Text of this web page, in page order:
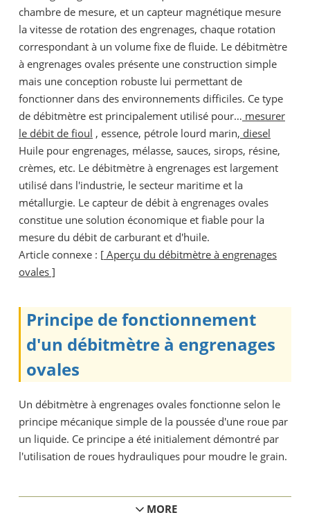
chambre de mesure, et un capteur magnétique mesure
la vitesse de rotation des engrenages, chaque rotation
correspondant à un volume fixe de fluide. Le débitmètre
à engrenages ovales présente une construction simple
mais une conception robuste lui permettant de
fonctionner dans des environnements difficiles. Ce type
de débitmètre est principalement utilisé pour… mesurer
le débit de fioul , essence, pétrole lourd marin, diesel
Huile pour engrenages, mélasse, sauces, sirops, résine,
crèmes, etc. Le débitmètre à engrenages est largement
utilisé dans l'industrie, le secteur maritime et la
métallurgie. Le capteur de débit à engrenages ovales
constitue une solution économique et fiable pour la
mesure du débit de carburant et d'huile.
Article connexe : [ Aperçu du débitmètre à engrenages
ovales ]
Principe de fonctionnement
d'un débitmètre à engrenages
ovales
Un débitmètre à engrenages ovales fonctionne selon le
principe mécanique simple de la poussée d'une roue par
un liquide. Ce principe a été initialement démontré par
l'utilisation de roues hydrauliques pour moudre le grain.
denture imbriquée, dont l'un renferme un aimant logé
MORE